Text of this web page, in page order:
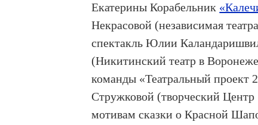
Екатерины Корабельник
Некрасовой (независимая
спектакль Юлии
(Никитинский театр в
команды «Театральный проект
Стружковой (творческий
мотивам сказки о Красной